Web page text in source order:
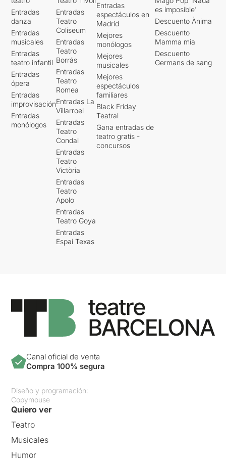
Entradas
danza
Entradas
musicales
Entradas
teatro infantil
Entradas
ópera
Entradas
improvisación
Entradas
monólogos
Entradas
Teatro
Coliseum
Entradas
Teatro
Borrás
Entradas
Teatro
Romea
Entradas La
Villarroel
Entradas
Teatro
Condal
Entradas
Teatro
Victòria
Entradas
Teatro
Apolo
Entradas
Teatro Goya
Entradas
Espai Texas
Entradas
espectáculos en
Madrid
Mejores
monólogos
Mejores
musicales
Mejores
espectáculos
familiares
Black Friday
Teatral
Gana entradas de
teatro gratis -
concursos
es imposible'
Descuento Ànima
Descuento
Mamma mia
Descuento
Germans de sang
Canal oficial de venta
Compra 100% segura
Diseño y programación:
Copymouse
Quiero ver
Teatro
Musicales
Humor